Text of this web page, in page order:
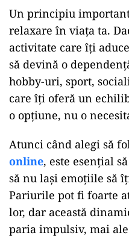
Un principiu
relaxare în viața ta.
activitate care îți
să devină o
hobby-uri, sport,
care îți oferă un
o opțiune, nu o
Atunci când alegi să
online, este esențial
să nu lași emoțiile să
Pariurile pot fi foarte
lor, dar această
paria impulsiv, mai